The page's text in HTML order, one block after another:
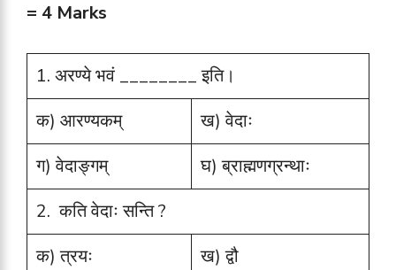
= 4 Marks
1. अरण्ये भवं ________ इति।
क) आरण्यकम्
ख) वेदाः
ग) वेदाङ्गम्
घ) ब्राह्मणग्रन्थाः
2. कति वेदाः सन्ति ?
क) त्रयः
ख) द्वौ